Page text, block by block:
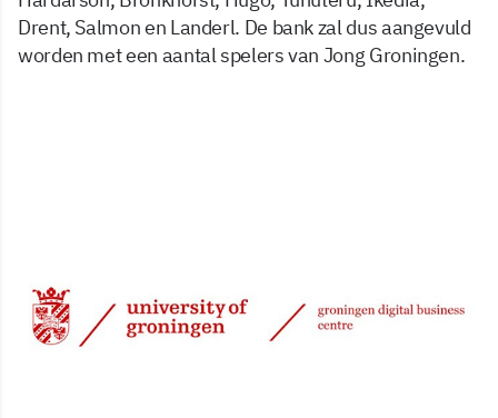
Drent, Salmon en Landerl. De bank zal dus aangevuld
worden met een aantal spelers van Jong Groningen.
15 nov 2002, 00:00